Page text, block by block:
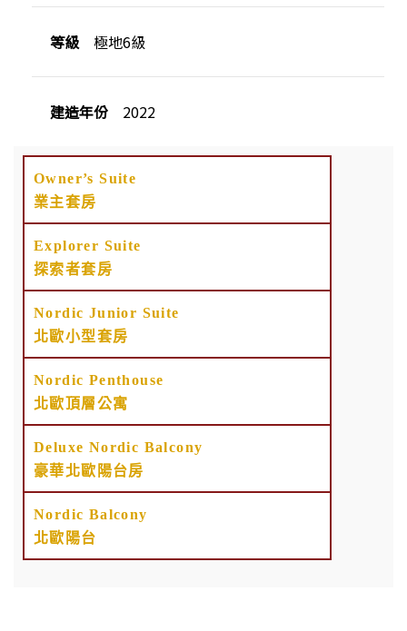
等級 極地6級
建造年份 2022
Owner’s Suite
業主套房
Explorer Suite
探索者套房
Nordic Junior Suite
北歐小型套房
Nordic Penthouse
北歐頂層公寓
Deluxe Nordic Balcony
豪華北歐陽台房
Nordic Balcony
北歐陽台